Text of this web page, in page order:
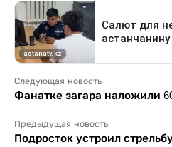
Следующая новость
Фанатке загара наложили
Предыдущая новость
Подросток устроил